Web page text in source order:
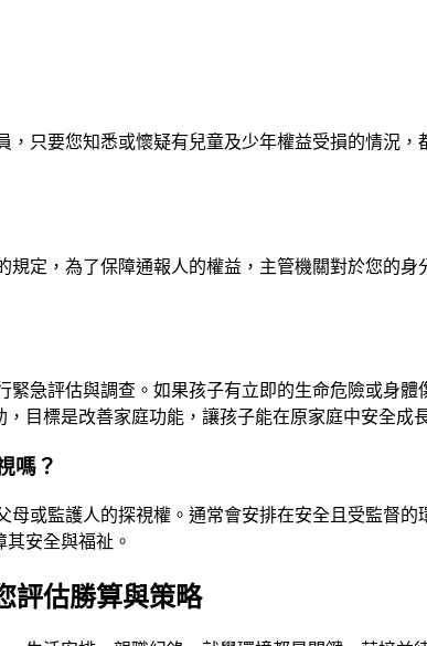
，只要您知悉或懷疑有兒童及少年權益受損的情況
規定，為了保障通報人的權益，主管機關對於您的
緊急評估與調查。如果孩子有立即的生命危險或身
目標是改善家庭功能，讓孩子能在原家庭中安全成
嗎？
母或監護人的探視權。通常會安排在安全且受監督
安全與福祉。
評估勝算與策略